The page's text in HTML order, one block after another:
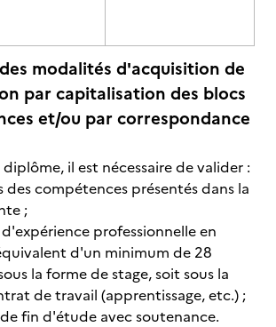
modalités d'acquisition de
par capitalisation des blocs
et/ou par correspondance
il est nécessaire de valider :
des compétences présentés dans la
;
professionnelle en
d'un minimum de 28
la forme de stage, soit sous la
de travail (apprentissage, etc.) ;
fin d'étude avec soutenance.